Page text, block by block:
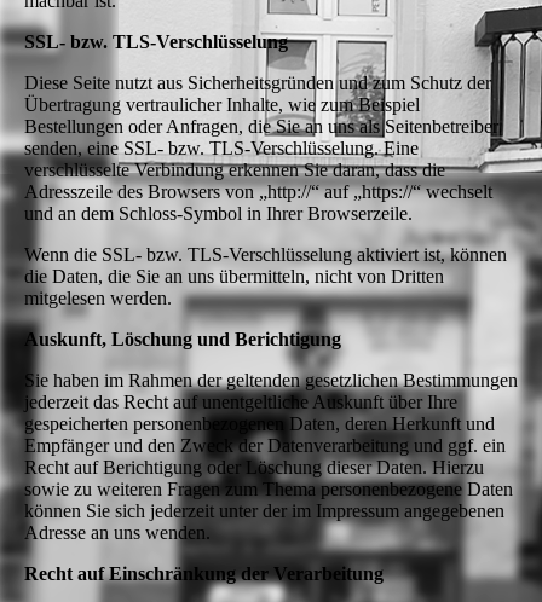
SSL- bzw. TLS-Verschlüsselung
Diese Seite nutzt aus Sicherheitsgründen und zum Schutz der
Übertragung vertraulicher Inhalte, wie zum Beispiel
Bestellungen oder Anfragen, die Sie an uns als Seitenbetreiber
senden, eine SSL- bzw. TLS-Verschlüsselung. Eine
verschlüsselte Verbindung erkennen Sie daran, dass die
Adresszeile des Browsers von „http://“ auf „https://“ wechselt
und an dem Schloss-Symbol in Ihrer Browserzeile.
Wenn die SSL- bzw. TLS-Verschlüsselung aktiviert ist, können
die Daten, die Sie an uns übermitteln, nicht von Dritten
mitgelesen werden.
Auskunft, Löschung und Berichtigung
Sie haben im Rahmen der geltenden gesetzlichen Bestimmungen
jederzeit das Recht auf unentgeltliche Auskunft über Ihre
gespeicherten personenbezogenen Daten, deren Herkunft und
Empfänger und den Zweck der Datenverarbeitung und ggf. ein
Recht auf Berichtigung oder Löschung dieser Daten. Hierzu
sowie zu weiteren Fragen zum Thema personenbezogene Daten
können Sie sich jederzeit unter der im Impressum angegebenen
Adresse an uns wenden.
Recht auf Einschränkung der Verarbeitung